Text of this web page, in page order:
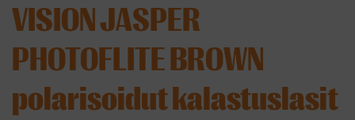
VISION JASPER
PHOTOFLITE BROWN
polarisoidut kalastuslasit